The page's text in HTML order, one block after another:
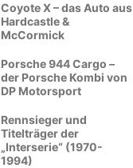
Coyote X – das Auto aus
Hardcastle &
McCormick
Porsche 944 Cargo –
der Porsche Kombi von
DP Motorsport
Rennsieger und
Titelträger der
„Interserie“ (1970-
1994)